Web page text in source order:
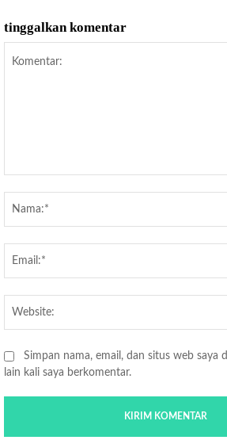
tinggalkan komentar
Simpan nama, email, dan situs web saya
lain kali saya berkomentar.